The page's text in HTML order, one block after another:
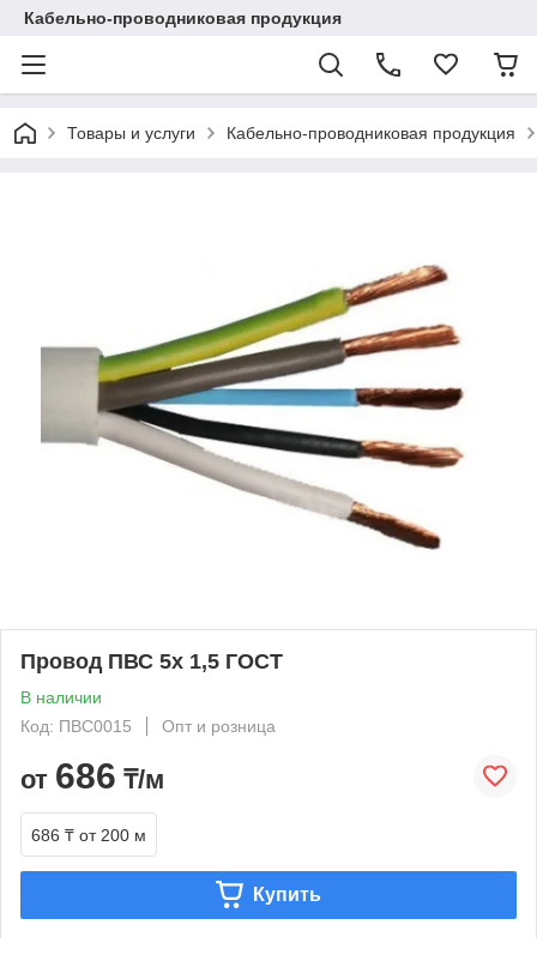
Кабельно-проводниковая продукция
Товары и услуги Кабельно-проводниковая продукция
Провод ПВС 5х 1,5 ГОСТ
В наличии
Код: ПВС0015
Опт и розница
от 686 ₸/м
686 ₸ от 200 м
Купить